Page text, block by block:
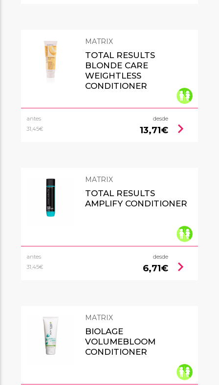
MATRIX
TOTAL RESULTS
BLONDE CARE
WEIGHTLESS
CONDITIONER
antes
31,45€
desde
13,71€ chevron_right
MATRIX
TOTAL RESULTS
AMPLIFY CONDITIONER
antes
31,45€
desde
6,71€ chevron_right
MATRIX
BIOLAGE
VOLUMEBLOOM
CONDITIONER